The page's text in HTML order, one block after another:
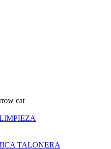
TALONERA